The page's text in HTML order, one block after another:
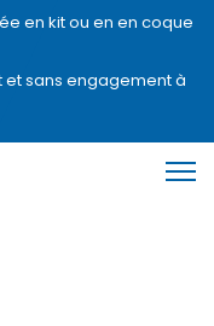
en kit ou en en coque
et sans engagement à